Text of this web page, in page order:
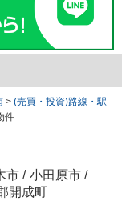
> (売買・投資)路線・駅
件
市 / 小田原市 /
開成町